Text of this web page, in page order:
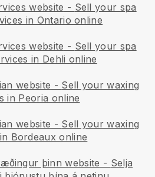
website - Sell your spa
in Ontario online
website - Sell your spa
in Dehli online
website - Sell your waxing
in Peoria online
website - Sell your waxing
Bordeaux online
þinn website - Selja